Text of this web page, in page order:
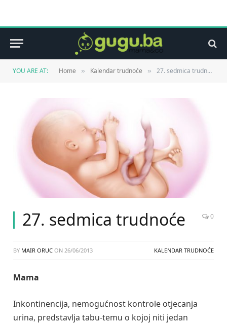
YOU ARE AT: Home » Kalendar trudnoće » 27. sedmica trudnoće
27. sedmica trudnoće 0
BY MAIR ORUC ON 26/06/2013 KALENDAR TRUDNOĆE
Mama
Inkontinencija, nemogućnost kontrole otjecanja
urina, predstavlja tabu-temu o kojoj niti jedan